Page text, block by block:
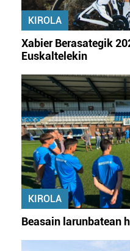
erabiltzeko baimen
irakurri
KIROLA
Xabier Berasategik
Euskaltelekin
KIROLA
Beasain larunbatean